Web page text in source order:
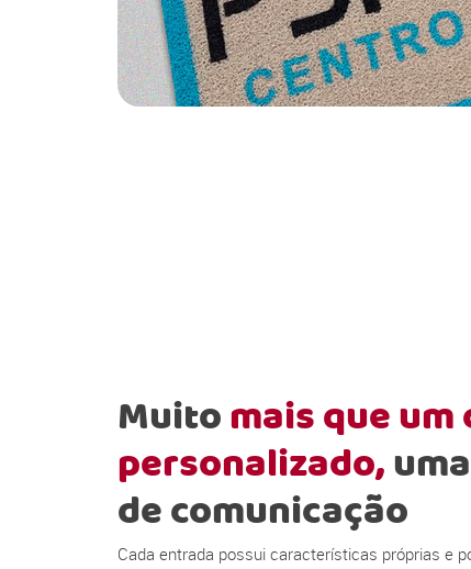
Muitomais que um
personalizado,
de comunicação
Cada entrada possui características próprias e